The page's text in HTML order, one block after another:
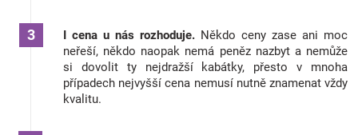
I cena u nás rozhoduje. Někdo ceny zase ani moc
neřeší, někdo naopak nemá peněz nazbyt a nemůže
si dovolit ty nejdražší kabátky, přesto v mnoha
případech nejvyšší cena nemusí nutně znamenat vždy
kvalitu.